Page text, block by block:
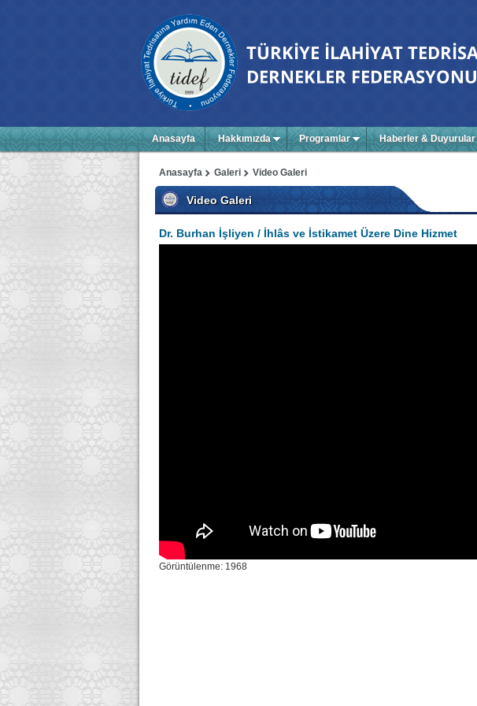
Anasayfa Hakkımızda Programlar Haberler & Duyurular
Video Galeri
Galeri
Anasayfa
Video Galeri
Dr. Burhan İşliyen / İhlâs ve İstikamet Üzere Dine Hizmet
Görüntülenme: 1968